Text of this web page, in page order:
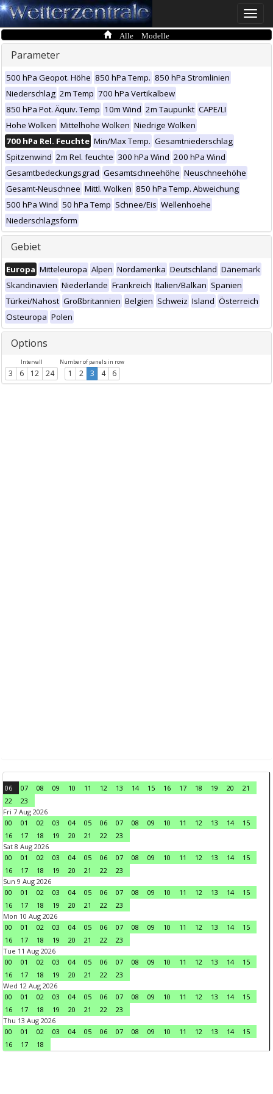
Toggle
Alle Modelle
Parameter
500 hPa Geopot. Höhe 850 hPa Temp. 850 hPa Stromlinien
Niederschlag 2m Temp 700 hPa Vertikalbew
850 hPa Pot. Äquiv. Temp 10m Wind 2m Taupunkt CAPE/LI
Hohe Wolken Mittelhohe Wolken Niedrige Wolken
700 hPa Rel. Feuchte Min/Max Temp. Gesamtniederschlag
Spitzenwind 2m Rel. feuchte 300 hPa Wind 200 hPa Wind
Gesamtbedeckungsgrad Gesamtschneehöhe Neuschneehöhe
Gesamt-Neuschnee Mittl. Wolken 850 hPa Temp. Abweichung
500 hPa Wind 50 hPa Temp Schnee/Eis Wellenhoehe
Niederschlagsform
Gebiet
Europa Mitteleuropa Alpen Nordamerika Deutschland Dänemark
Skandinavien Niederlande Frankreich Italien/Balkan Spanien
Türkei/Nahost Großbritannien Belgien Schweiz Island Österreich
Osteuropa Polen
Options
Intervall
3 6 12 24
Number of panels in row
1 2 3 4 6
06 07 08 09 10 11 12 13 14 15 16 17 18 19 20
21
22
23
Fri 7 Aug 2026
00
01 02 03 04 05 06 07 08 09 10 11 12 13 14
15
16
17 18 19 20 21 22
23
Sat 8 Aug 2026
00
01 02 03 04 05 06 07 08 09 10 11 12 13 14
15
16
17 18 19 20 21 22
23
Sun 9 Aug 2026
00
01 02 03 04 05 06 07 08 09 10 11 12 13 14
15
16
17 18 19 20 21 22
23
Mon 10 Aug 2026
00
01 02 03 04 05 06 07 08 09 10 11 12 13 14
15
16
17 18 19 20 21 22
23
Tue 11 Aug 2026
00
01 02 03 04 05 06 07 08 09 10 11 12 13 14
15
16
17 18 19 20 21 22
23
Wed 12 Aug 2026
00
01 02 03 04 05 06 07 08 09 10 11 12 13 14
15
16
17 18 19 20 21 22
23
Thu 13 Aug 2026
00
01 02 03 04 05 06 07 08 09 10 11 12 13 14
15
16
17 18